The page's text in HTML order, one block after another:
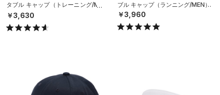
タブル キャップ（トレーニング/ME
N）
￥3,630
ブル キャップ（ランニング/MEN）
￥3,960